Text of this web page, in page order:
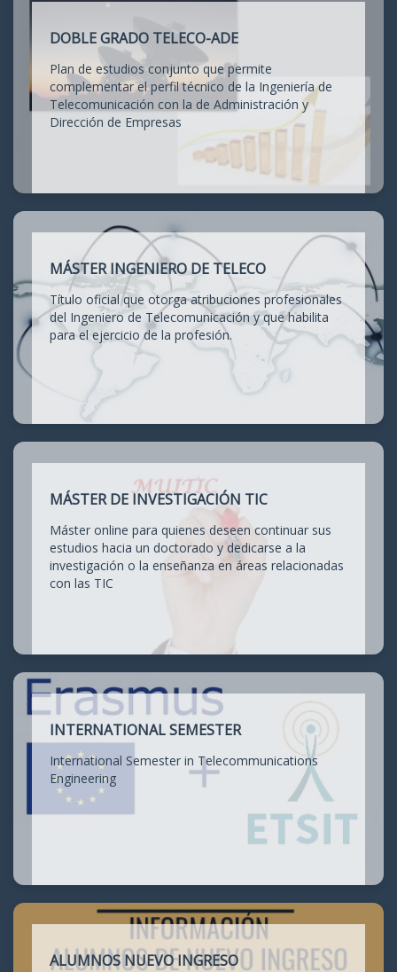
DOBLE GRADO TELECO-ADE
Plan de estudios conjunto que permite
complementar el perfil técnico de la Ingeniería de
Telecomunicación con la de Administración y
Dirección de Empresas
MÁSTER INGENIERO DE TELECO
Título oficial que otorga atribuciones profesionales
del Ingeniero de Telecomunicación y que habilita
para el ejercicio de la profesión.
MÁSTER DE INVESTIGACIÓN TIC
Máster online para quienes deseen continuar sus
estudios hacia un doctorado y dedicarse a la
investigación o la enseñanza en áreas relacionadas
con las TIC
INTERNATIONAL SEMESTER
International Semester in Telecommunications
Engineering
ALUMNOS NUEVO INGRESO